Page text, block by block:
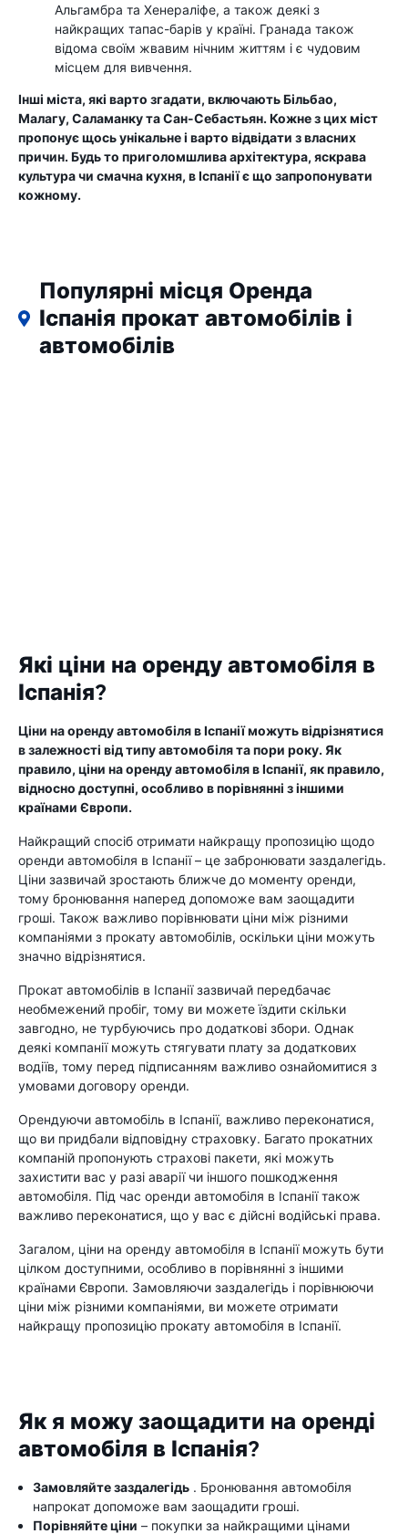
Альгамбра та Хенераліфе, а також деякі з
найкращих тапас-барів у країні. Гранада також
відома своїм жвавим нічним життям і є чудовим
місцем для вивчення.
Інші міста, які варто згадати, включають Більбао,
Малагу, Саламанку та Сан-Себастьян. Кожне з цих міст
пропонує щось унікальне і варто відвідати з власних
причин. Будь то приголомшлива архітектура, яскрава
культура чи смачна кухня, в Іспанії є що запропонувати
кожному.
Популярні місця Оренда
Іспанія прокат автомобілів і
автомобілів
Які ціни на оренду автомобіля в
Іспанія?
Ціни на оренду автомобіля в Іспанії можуть відрізнятися
в залежності від типу автомобіля та пори року. Як
правило, ціни на оренду автомобіля в Іспанії, як правило,
відносно доступні, особливо в порівнянні з іншими
країнами Європи.
Найкращий спосіб отримати найкращу пропозицію щодо
оренди автомобіля в Іспанії – це забронювати заздалегідь.
Ціни зазвичай зростають ближче до моменту оренди,
тому бронювання наперед допоможе вам заощадити
гроші. Також важливо порівнювати ціни між різними
компаніями з прокату автомобілів, оскільки ціни можуть
значно відрізнятися.
Прокат автомобілів в Іспанії зазвичай передбачає
необмежений пробіг, тому ви можете їздити скільки
завгодно, не турбуючись про додаткові збори. Однак
деякі компанії можуть стягувати плату за додаткових
водіїв, тому перед підписанням важливо ознайомитися з
умовами договору оренди.
Орендуючи автомобіль в Іспанії, важливо переконатися,
що ви придбали відповідну страховку. Багато прокатних
компаній пропонують страхові пакети, які можуть
захистити вас у разі аварії чи іншого пошкодження
автомобіля. Під час оренди автомобіля в Іспанії також
важливо переконатися, що у вас є дійсні водійські права.
Загалом, ціни на оренду автомобіля в Іспанії можуть бути
цілком доступними, особливо в порівнянні з іншими
країнами Європи. Замовляючи заздалегідь і порівнюючи
ціни між різними компаніями, ви можете отримати
найкращу пропозицію прокату автомобіля в Іспанії.
Як я можу заощадити на оренді
автомобіля в Іспанія?
Замовляйте заздалегідь . Бронювання автомобіля
напрокат допоможе вам заощадити гроші.
Порівняйте ціни – покупки за найкращими цінами